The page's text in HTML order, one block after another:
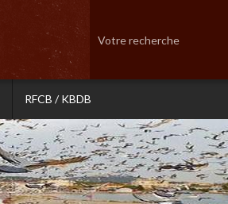
RFCB / KBDB